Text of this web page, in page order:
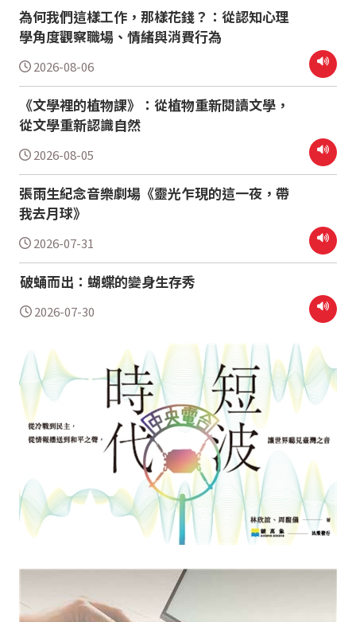
為何我們這樣工作，那樣花錢？：從認知心理
學角度觀察職場、情緒與消費行為
2026-08-06
《文學裡的植物課》：從植物重新閱讀文學，
從文學重新認識自然
2026-08-05
張雨生紀念音樂劇場《靈光乍現的這一夜，帶
我去月球》
2026-07-31
破蛹而出：蝴蝶的變身生存秀
2026-07-30